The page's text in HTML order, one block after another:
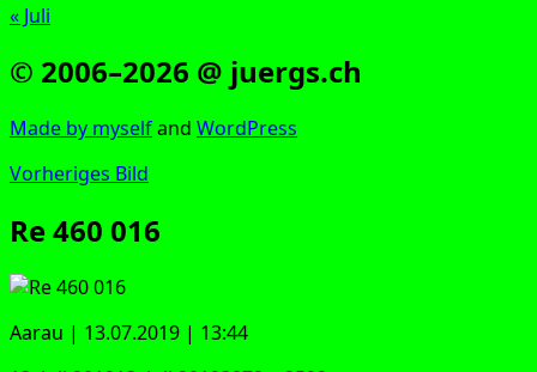
« Juli
© 2006–2026 @ juergs.ch
Made by mys­elfand Word­Press
Vorheriges Bild
Re 460 016
Aar­au | 13.07.2019 | 13:44